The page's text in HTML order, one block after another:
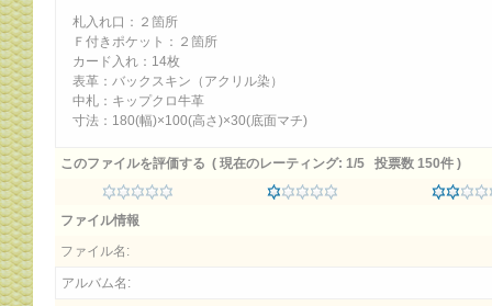
札入れ口：２箇所
Ｆ付きポケット：２箇所
カード入れ：14枚
表革：バックスキン（アクリル染）
中札：キップクロ牛革
寸法：180(幅)×100(高さ)×30(底面マチ)
このファイルを評価する ( 現在のレーティング: 1/5 投票数 150件 )
ファイル情報
ファイル名:
アルバム名: